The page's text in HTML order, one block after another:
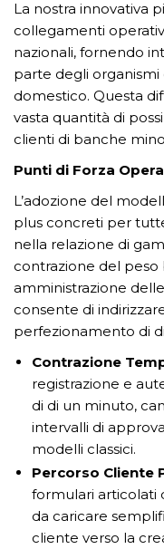
La nostra innovativa
collegamenti
nazionali, fornendo
parte degli
domestico. Questa
vasta quantità di
clienti di banche
Punti di Forza
L’adozione del
plus concreti per
nella relazione di
contrazione del peso
amministrazione
consente di
perfezionamento di
Contrazione
registrazione e
di di un minuto,
intervalli di
modelli classici.
Percorso Cliente
formulari articolati
da caricare
cliente verso la